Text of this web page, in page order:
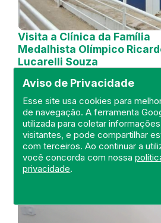
Aviso de Privacidade
Esse site usa cookies para
de navegação. A ferramenta
utilizada para coletar
visitantes, e pode compartilhar
com terceiros. Ao continuar a
você concorda com nossa
privacidade.
Visita a Clínica da Família
Medalhista Olímpico
Lucarelli Souza
DEFIS
21 de October de 2024
FISCALIZAÇÃO
RIO DE JANEIRO
UNIDADE BÁSICA
DEFIS
ATO
REGIÃO METROPOLITANA I.